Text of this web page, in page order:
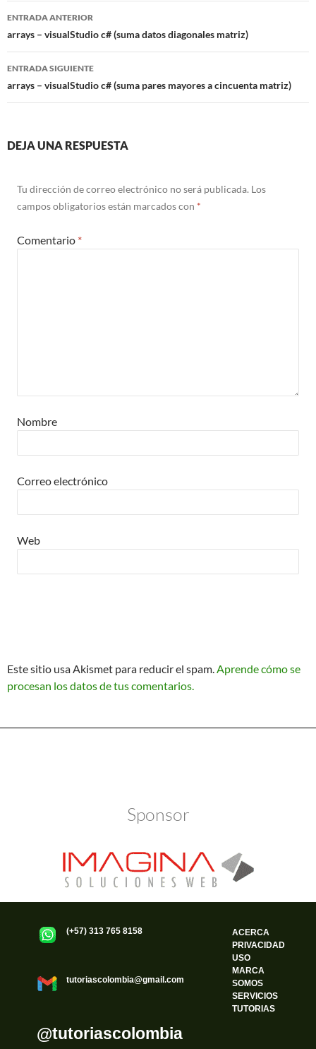
Navegación
de
entradas
ENTRADA ANTERIOR
arrays – visualStudio c# (suma datos diagonales matriz)
ENTRADA SIGUIENTE
arrays – visualStudio c# (suma pares mayores a cincuenta matriz)
DEJA UNA RESPUESTA
Tu dirección de correo electrónico no será publicada. Los
campos obligatorios están marcados con *
Comentario *
Nombre
Correo electrónico
Web
Este sitio usa Akismet para reducir el spam.Aprende cómo se
procesan los datos de tus comentarios.
Sponsor
(+57) 313 765 8158
tutoriascolombia@gmail.com
@tutoriascolombia
ACERCA
PRIVACIDAD
USO
MARCA
SOMOS
SERVICIOS
TUTORIAS